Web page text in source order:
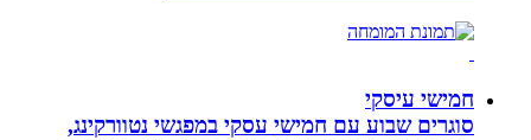
חמישי עיסקי
סוגרים שבוע עם חמישי עסקי במפגשי נטוורקינג,